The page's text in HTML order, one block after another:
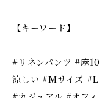
【キーワード】
#リネンパンツ #麻
涼しい #Mサイズ